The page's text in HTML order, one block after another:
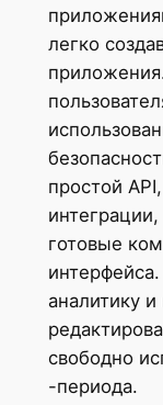
легко
простой
готовые
аналитику
свободно
-периода.